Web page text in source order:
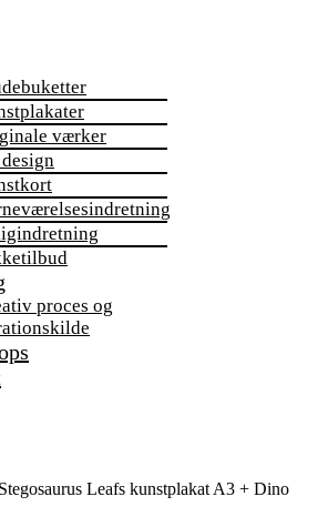
værker
proces og
Leafs kunstplakat A3 + Dino